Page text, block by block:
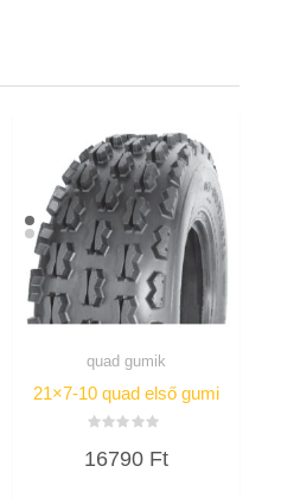
quad gumik
21×7-10 quad első gumi
0
16790 Ft